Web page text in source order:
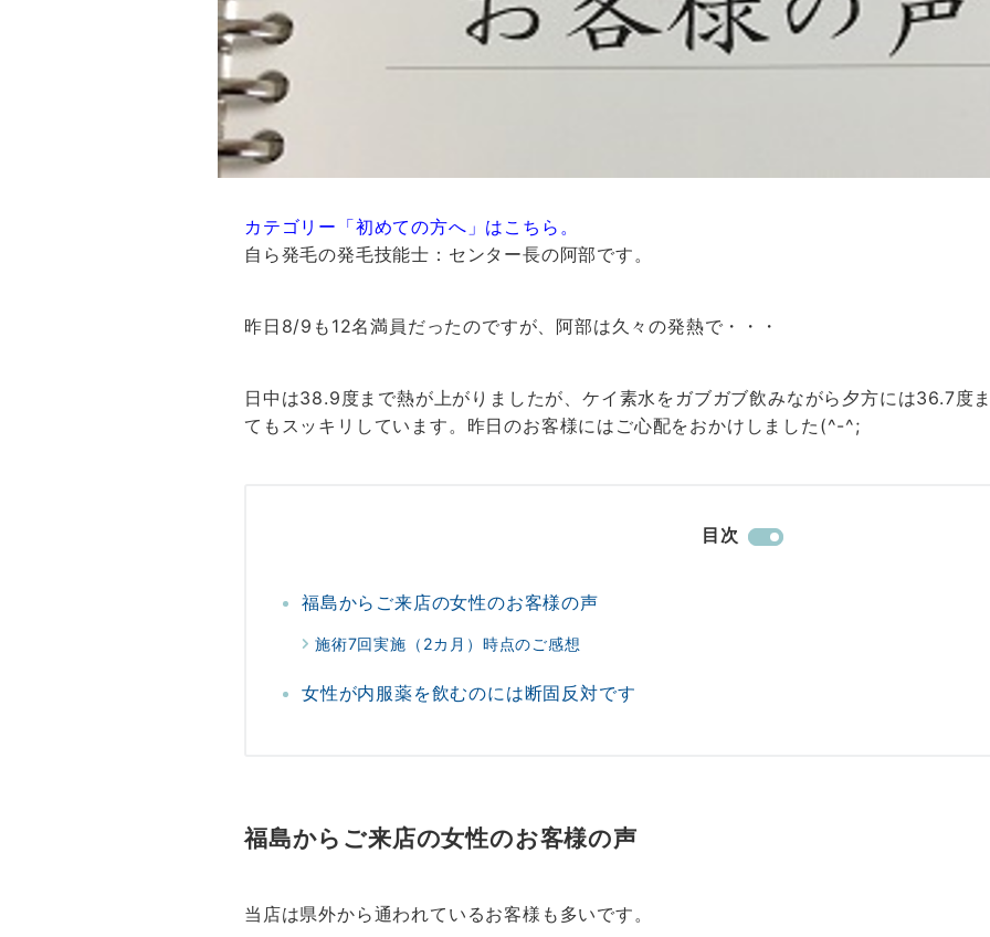
カテゴリー「初めての方へ」はこちら。
自ら発毛の発毛技能士：センター長の阿部です。
昨日8/9も12名満員だったのですが、阿部は久々の発熱で・・・
日中は38.9度まで熱が上がりましたが、ケイ素水をガブガブ飲みながら夕方には36.7度
てもスッキリしています。昨日のお客様にはご心配をおかけしました(^-^;
目次
福島からご来店の女性のお客様の声
施術7回実施（2カ月）時点のご感想
女性が内服薬を飲むのには断固反対です
福島からご来店の女性のお客様の声
当店は県外から通われているお客様も多いです。